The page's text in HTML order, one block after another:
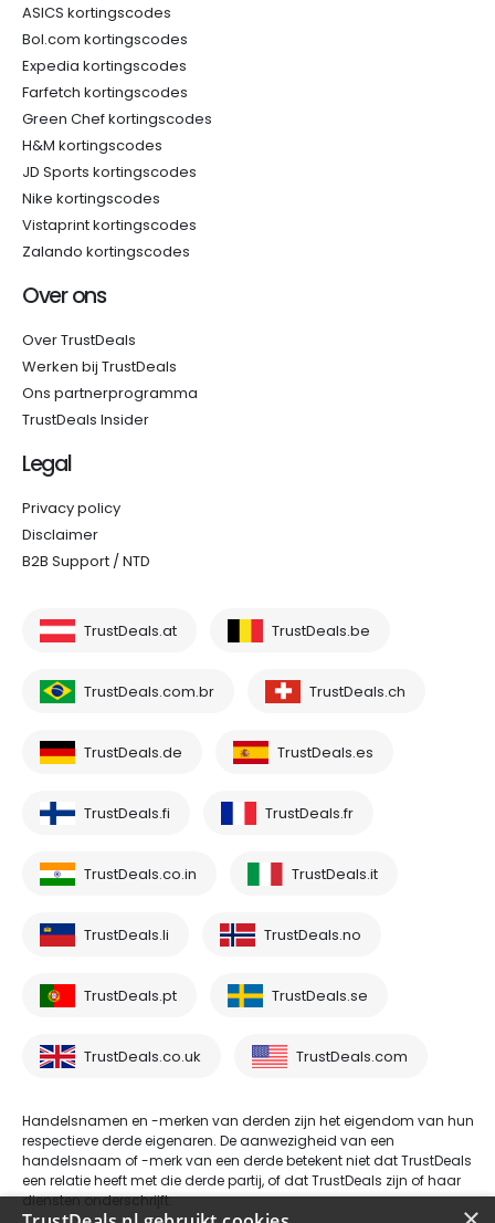
ASICS kortingscodes
Bol.com kortingscodes
Expedia kortingscodes
Farfetch kortingscodes
Green Chef kortingscodes
H&M kortingscodes
JD Sports kortingscodes
Nike kortingscodes
Vistaprint kortingscodes
Zalando kortingscodes
Over ons
Over TrustDeals
Werken bij TrustDeals
Ons partnerprogramma
TrustDeals Insider
Legal
Privacy policy
Disclaimer
B2B Support / NTD
TrustDeals.at TrustDeals.be
TrustDeals.com.br TrustDeals.ch
TrustDeals.de TrustDeals.es
TrustDeals.fi TrustDeals.fr
TrustDeals.co.in TrustDeals.it
TrustDeals.li TrustDeals.no
TrustDeals.pt TrustDeals.se
TrustDeals.co.uk TrustDeals.com
Handelsnamen en -merken van derden zijn het eigendom van hun
respectieve derde eigenaren. De aanwezigheid van een
handelsnaam of -merk van een derde betekent niet dat TrustDeals
een relatie heeft met die derde partij, of dat TrustDeals zijn of haar
diensten onderschrijft.